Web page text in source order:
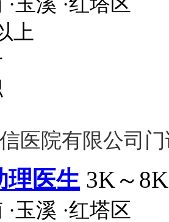
上
医院有限公司
理医生 3K～8K
·玉溪 ·红塔区